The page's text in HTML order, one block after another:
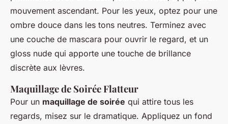
mouvement ascendant. Pour les yeux, optez pour une
ombre douce dans les tons neutres. Terminez avec
une couche de mascara pour ouvrir le regard, et un
gloss nude qui apporte une touche de brillance
discrète aux lèvres.
Maquillage de Soirée Flatteur
Pour un maquillage de soirée qui attire tous les
regards, misez sur le dramatique. Appliquez un fond